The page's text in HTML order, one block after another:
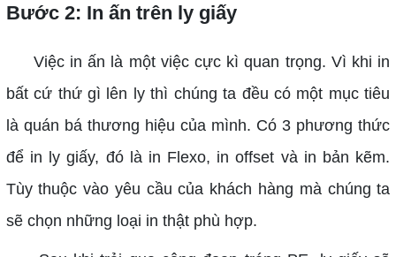
Bước 2: In ấn trên ly giấy
Việc in ấn là một việc cực kì quan trọng. Vì khi in
bất cứ thứ gì lên ly thì chúng ta đều có một mục tiêu
là quán bá thương hiệu của mình. Có 3 phương thức
để in ly giấy, đó là in Flexo, in offset và in bản kẽm.
Tùy thuộc vào yêu cầu của khách hàng mà chúng ta
sẽ chọn những loại in thật phù hợp.